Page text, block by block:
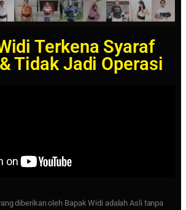
Terkena Syaraf
Tidak Jadi Operasi
diberikan oleh Bapak Widi adalah Asli tanpa